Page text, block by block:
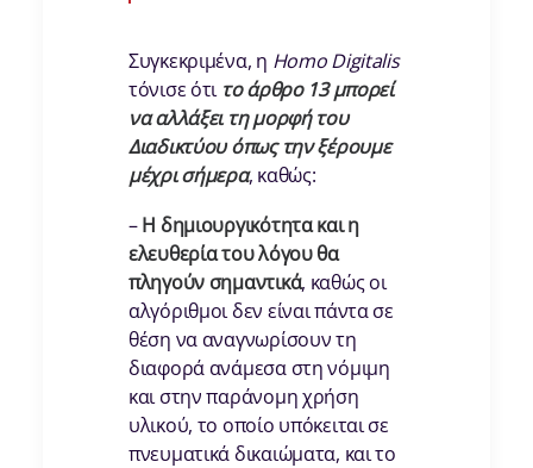
Συγκεκριμένα, η HomoDigitalis
τόνισε ότι το άρθρο 13 μπορεί
να αλλάξει τη μορφή του
Διαδικτύου όπως την ξέρουμε
μέχρι σήμερα, καθώς:
–Η δημιουργικότητα και η
ελευθερία του λόγου θα
πληγούν σημαντικά, καθώς οι
αλγόριθμοι δεν είναι πάντα σε
θέση να αναγνωρίσουν τη
διαφορά ανάμεσα στη νόμιμη
και στην παράνομη χρήση
υλικού, το οποίο υπόκειται σε
πνευματικά δικαιώματα, και το